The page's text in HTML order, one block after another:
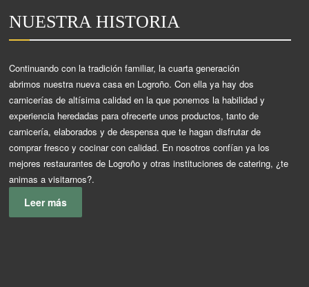
NUESTRA HISTORIA
Continuando con la tradición familiar, la cuarta generación
abrimos nuestra nueva casa en Logroño. Con ella ya hay dos
carnicerías de altísima calidad en la que ponemos la habilidad y
experiencia heredadas para ofrecerte unos productos, tanto de
carnicería, elaborados y de despensa que te hagan disfrutar de
comprar fresco y cocinar con calidad. En nosotros confían ya los
mejores restaurantes de Logroño y otras instituciones de catering, ¿te
animas a visitarnos?.
Leer más